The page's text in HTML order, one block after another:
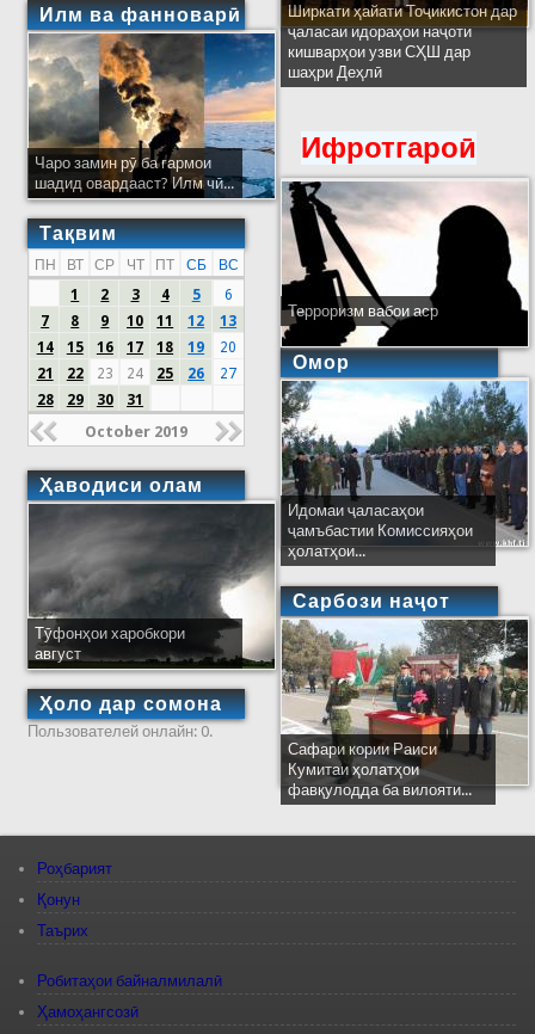
Илм ва фанноварӣ
Чаро замин рӯ ба гармои
шадид овардааст? Илм чӣ...
Тақвим
ПН ВТ СР ЧТ ПТ СБ
ВС
1
2 3 4 5
6
7
8 9 10 11 12
13
14
15 16 17 18 19
20
21
22 23 24 25 26
27
28
29 30 31
October 2019
Ҳаводиси олам
Тӯфонҳои харобкори
август
Ҳоло дар сомона
Пользователей онлайн: 0.
Ширкати ҳайати Тоҷикистон дар
ҷаласаи идораҳои наҷоти
кишварҳои узви СҲШ дар
шаҳри Деҳлӣ
Ифротгароӣ
Терроризм вабои аср
Омор
Идомаи ҷаласаҳои
ҷамъбастии Комиссияҳои
ҳолатҳои...
Сарбози наҷот
Сафари кории Раиси
Кумитаи ҳолатҳои
фавқулодда ба вилояти...
Роҳбарият
Қонун
Таърих
Робитаҳои байналмилалӣ
Ҳамоҳангсозӣ